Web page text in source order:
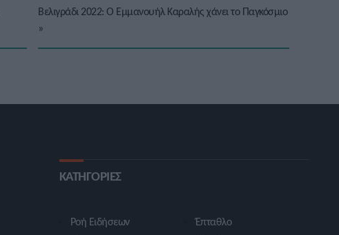
Βελιγράδι 2022: Ο Εμμανουήλ Καραλής χάνει το Παγκόσμιο
»
ΚΑΤΗΓΟΡΙΕΣ
Ροή Ειδήσεων
Έπταθλο